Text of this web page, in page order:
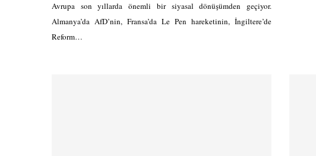
Avrupa son yıllarda önemli bir siyasal dönüşümden geçiyor.
Almanya’da AfD’nin, Fransa’da Le Pen hareketinin, İngiltere’de
Reform…